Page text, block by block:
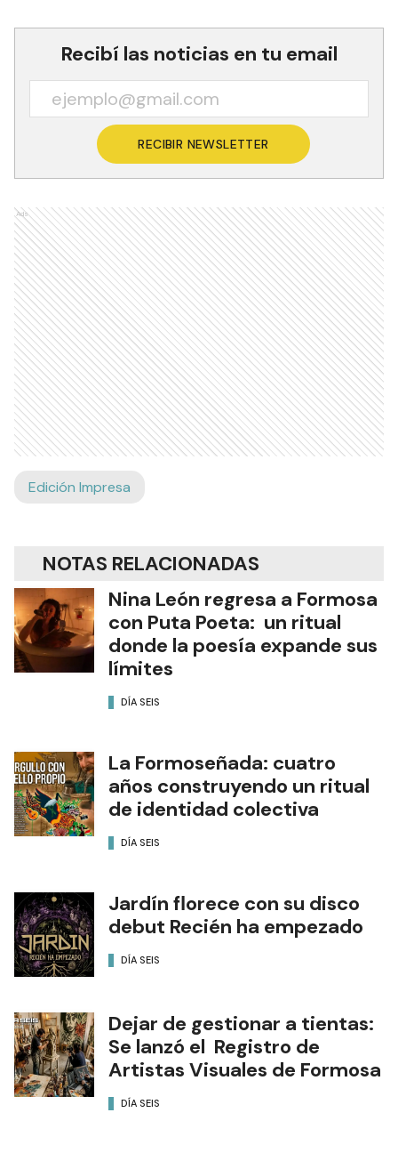
Recibí las noticias en tu email
RECIBIR NEWSLETTER
Ads
Edición Impresa
NOTAS RELACIONADAS
Nina León regresa a Formosa
con Puta Poeta: un ritual
donde la poesía expande sus
límites
DÍA SEIS
La Formoseñada: cuatro
años construyendo un ritual
de identidad colectiva
DÍA SEIS
Jardín florece con su disco
debut Recién ha empezado
DÍA SEIS
Dejar de gestionar a tientas:
Se lanzó el Registro de
Artistas Visuales de Formosa
DÍA SEIS